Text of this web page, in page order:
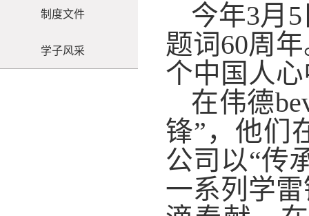
制度文件
学子风采
今年3月
题词60周
个中国人
在伟德
锋”，他们
公司以“传
一系列学